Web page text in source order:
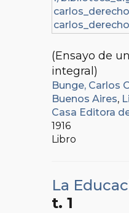
(Ensayo de
integral)
Bunge, Carlos
Buenos Aires,
Casa Editora
1916
Libro
La
t. 1